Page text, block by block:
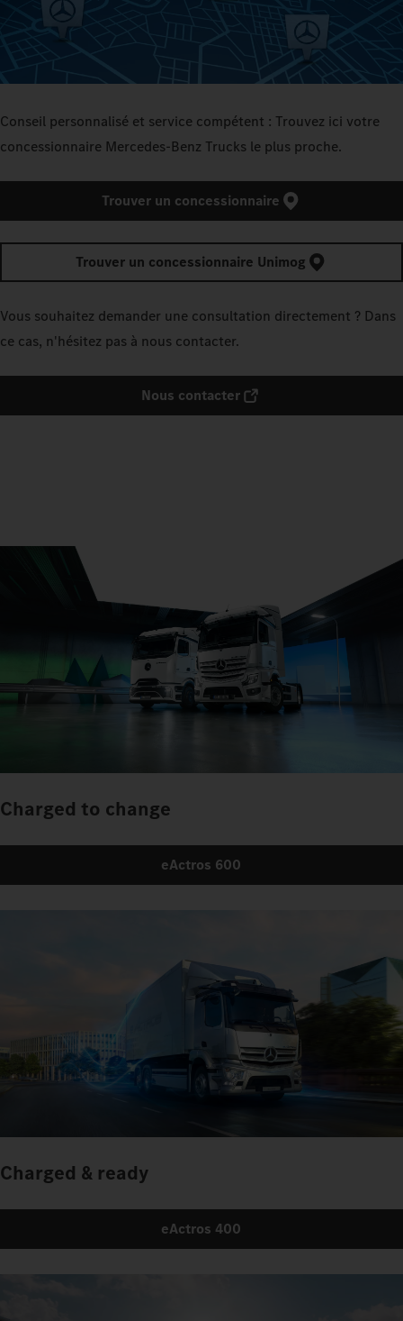
Conseil personnalisé et service compétent : Trouvez ici votre
concessionnaire Mercedes‑Benz Trucks le plus proche.
Trouver un concessionnaire
Trouver un concessionnaire Unimog
Vous souhaitez demander une consultation directement ? Dans
ce cas, n'hésitez pas à nous contacter.
Nous contacter
Charged to change
eActros 600
Charged & ready
eActros 400